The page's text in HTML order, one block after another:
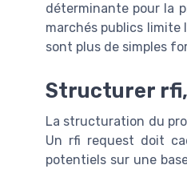
déterminante pour la
marchés publics
sont plus de simples
Structurer
La structuration du
Un rfi request doit
potentiels sur une